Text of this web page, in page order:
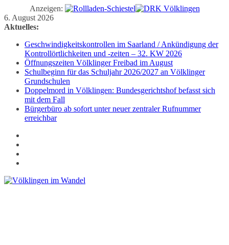
Anzeigen:
Zum
Inhalt
6. August 2026
Aktuelles:
Geschwindigkeitskontrollen im Saarland / Ankündigung der
Kontrollörtlichkeiten und -zeiten – 32. KW 2026
Öffnungszeiten Völklinger Freibad im August
Schulbeginn für das Schuljahr 2026/2027 an Völklinger
Grundschulen
Doppelmord in Völklingen: Bundesgerichtshof befasst sich
mit dem Fall
Bürgerbüro ab sofort unter neuer zentraler Rufnummer
erreichbar